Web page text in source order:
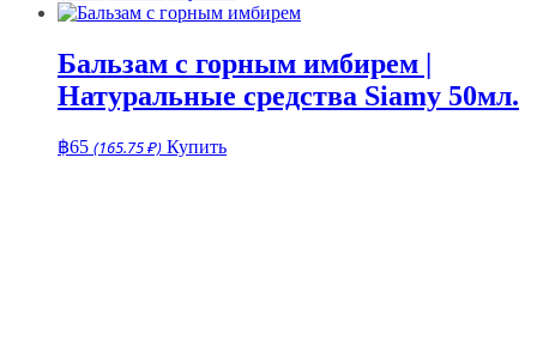
Бальзам с горным имбирем |
Натуральные средства Siamy 50мл.
฿65 (165.75 ₽) Купить